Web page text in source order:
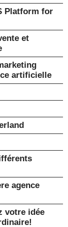
Platform for
et
artificielle
agence
votre idée